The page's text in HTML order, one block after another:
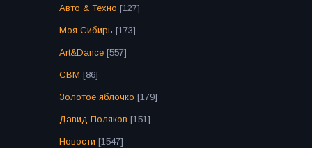
Авто & Техно [127]
Моя Сибирь [173]
Art&Dance [557]
СВМ [86]
Золотое яблочко [179]
Давид Поляков [151]
Новости [1547]